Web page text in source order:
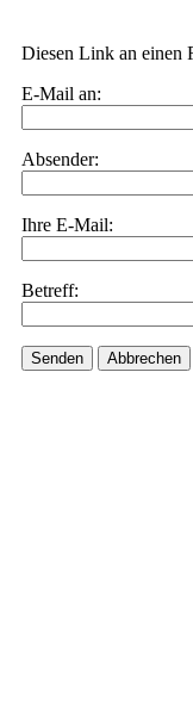
Diesen Link an einen
E-Mail an:
Absender:
Ihre E-Mail:
Betreff:
Senden Abbrechen